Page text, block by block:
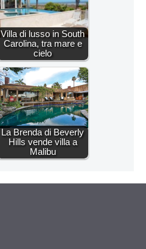
Villa di lusso in South
Carolina, tra mare e
cielo
La Brenda di Beverly
Hills vende villa a
Malibu